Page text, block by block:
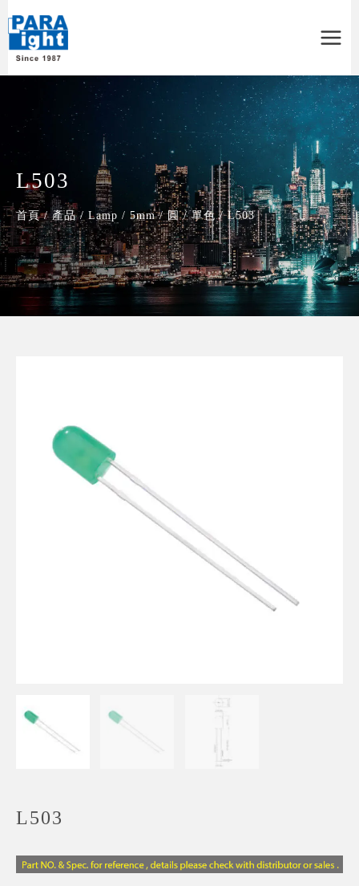
Menu
L503
首頁 / 產品 / Lamp / 5mm / 圓 / 單色 / L503
L503